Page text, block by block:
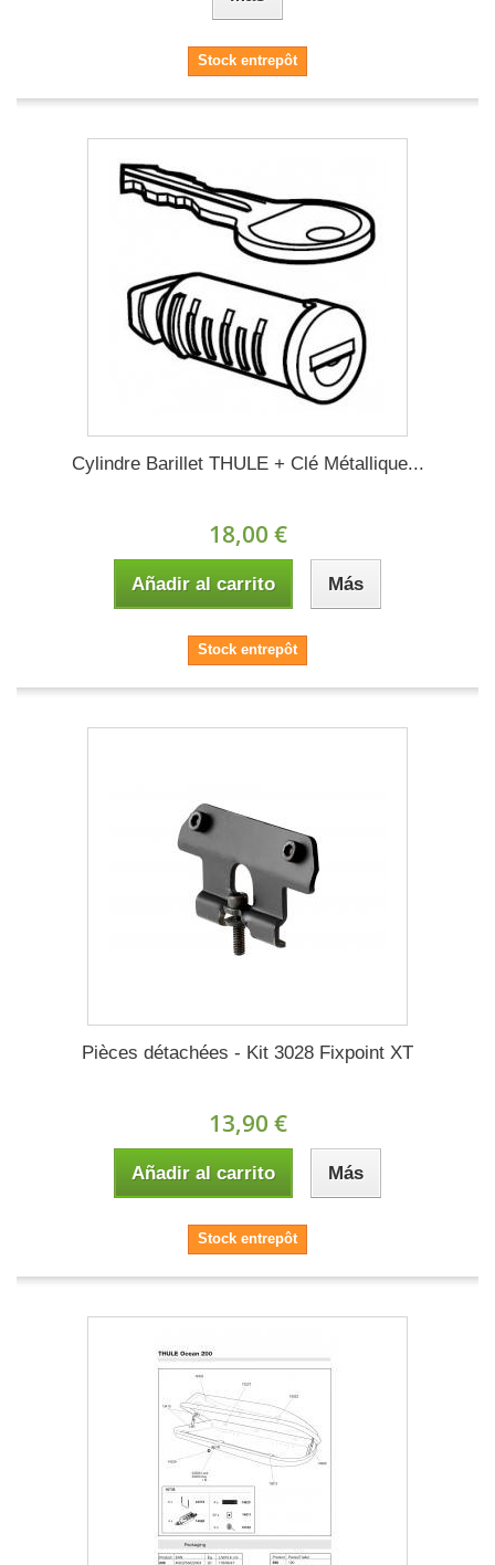
Stock entrepôt
Cylindre Barillet THULE + Clé Métallique...
18,00 €
Añadir al carrito Más
Stock entrepôt
Pièces détachées - Kit 3028 Fixpoint XT
13,90 €
Añadir al carrito Más
Stock entrepôt